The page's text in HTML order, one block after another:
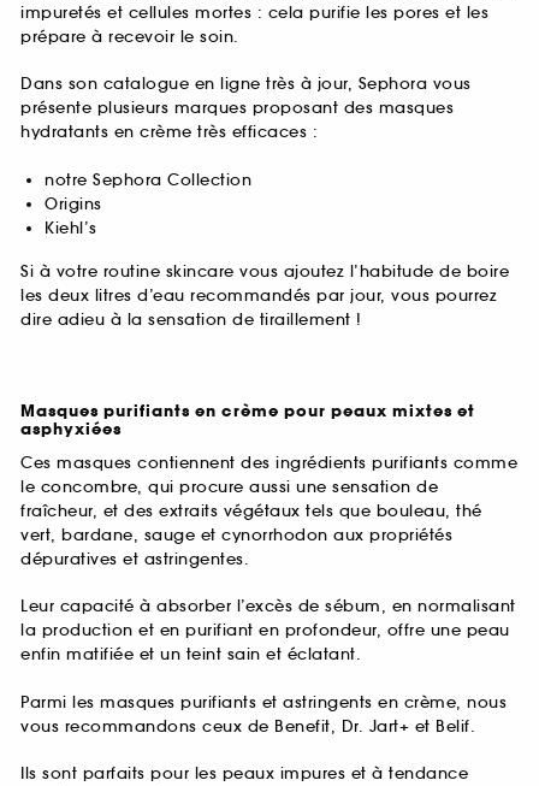
impuretés et cellules mortes : cela purifie les pores et les
prépare à recevoir le soin.
Dans son catalogue en ligne très à jour, Sephora vous
présente plusieurs marques proposant des masques
hydratants en crème très efficaces :
notre Sephora Collection
Origins
Kiehl’s
Si à votre routine skincare vous ajoutez l’habitude de boire
les deux litres d’eau recommandés par jour, vous pourrez
dire adieu à la sensation de tiraillement !
Masques purifiants en crème pour peaux mixtes et
asphyxiées
Ces masques contiennent des ingrédients purifiants comme
le concombre, qui procure aussi une sensation de
fraîcheur, et des extraits végétaux tels que bouleau, thé
vert, bardane, sauge et cynorrhodon aux propriétés
dépuratives et astringentes.
Leur capacité à absorber l’excès de sébum, en normalisant
la production et en purifiant en profondeur, offre une peau
enfin matifiée et un teint sain et éclatant.
Parmi les masques purifiants et astringents en crème, nous
vous recommandons ceux de Benefit, Dr. Jart+ et Belif.
Ils sont parfaits pour les peaux impures et à tendance